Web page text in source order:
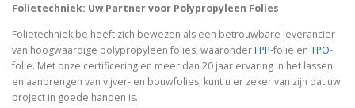
Folietechniek: Uw Partner voor Polypropyleen Folies
Folietechniek.be heeft zich bewezen als een betrouwbare leverancier
van hoogwaardige polypropyleen folies, waaronderFPP-folie en TPO-
folie. Met onze certificering en meer dan 20 jaar ervaring in het lassen
en aanbrengen van vijver- en bouwfolies, kunt u er zeker van zijn dat uw
project in goede handen is.